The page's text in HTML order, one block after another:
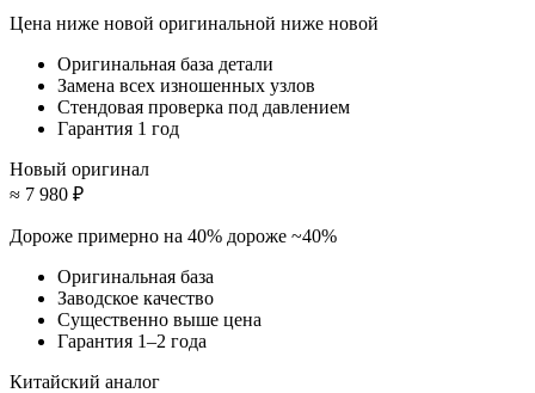
Цена ниже новой оригинальной ниже новой
Оригинальная база детали
Замена всех изношенных узлов
Стендовая проверка под давлением
Гарантия 1 год
Новый оригинал
≈ 7 980 ₽
Дороже примерно на 40% дороже ~40%
Оригинальная база
Заводское качество
Существенно выше цена
Гарантия 1–2 года
Китайский аналог